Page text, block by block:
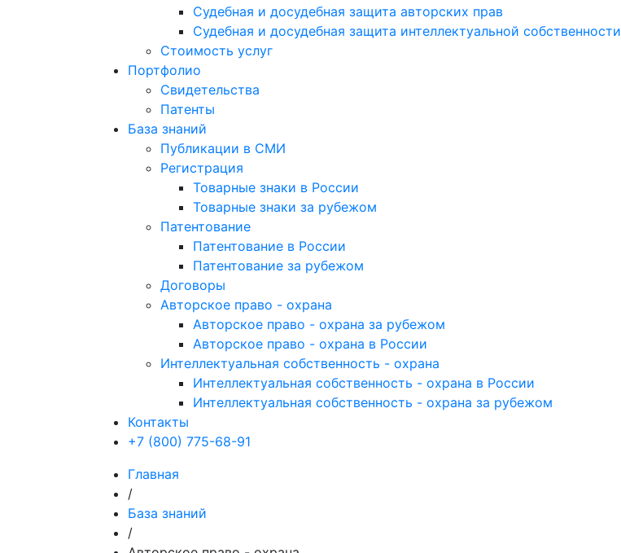
Судебная и досудебная защита авторских прав
Судебная и досудебная защита интеллектуальной собственности
Стоимость услуг
Портфолио
Свидетельства
Патенты
База знаний
Публикации в СМИ
Регистрация
Товарные знаки в России
Товарные знаки за рубежом
Патентование
Патентование в России
Патентование за рубежом
Договоры
Авторское право - охрана
Авторское право - охрана за рубежом
Авторское право - охрана в России
Интеллектуальная собственность - охрана
Интеллектуальная собственность - охрана в России
Интеллектуальная собственность - охрана за рубежом
Контакты
+7 (800) 775-68-91
Главная
/
База знаний
/